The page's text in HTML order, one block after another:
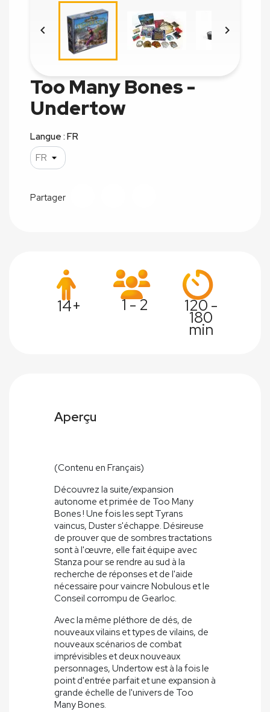
 
Too Many Bones -
Undertow
Langue : FR
Partager
14+ 1 - 2 120 -
180
min
Aperçu
(Contenu en Français)
Découvrez la suite/expansion
autonome et primée de Too Many
Bones ! Une fois les sept Tyrans
vaincus, Duster s'échappe. Désireuse
de prouver que de sombres tractations
sont à l'œuvre, elle fait équipe avec
Stanza pour se rendre au sud à la
recherche de réponses et de l'aide
nécessaire pour vaincre Nobulous et le
Conseil corrompu de Gearloc.
Avec la même pléthore de dés, de
nouveaux vilains et types de vilains, de
nouveaux scénarios de combat
imprévisibles et deux nouveaux
personnages, Undertow est à la fois le
point d'entrée parfait et une expansion à
grande échelle de l'univers de Too
Many Bones.